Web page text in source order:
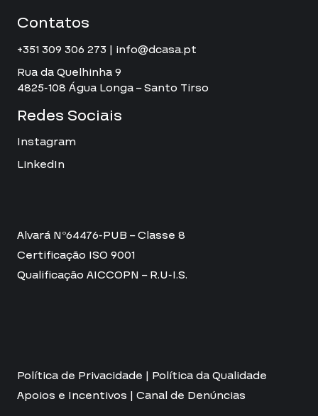
Contatos
+351 309 306 273 | info@dcasa.pt
Rua da Quelhinha 9
4825-108 Água Longa – Santo Tirso
Redes Sociais
Instagram
LinkedIn
Alvará Nº64476-PUB – Classe 8
Certificação ISO 9001
Qualificação AICCOPN – R.U-I.S.
Política de Privacidade | Política da Qualidade
Apoios e Incentivos | Canal de Denúncias